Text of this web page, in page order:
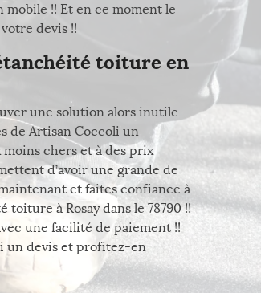
!! Et en ce moment le
devis !!
toiture en
une solution alors inutile
de Artisan Coccoli un
chers et à des prix
d’avoir une grande de
et faites confiance à
à Rosay dans le 78790 !!
une facilité de paiement !!
un devis et profitez-en